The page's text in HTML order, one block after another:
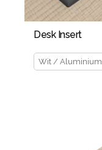
Desk Insert
Wit / Aluminium